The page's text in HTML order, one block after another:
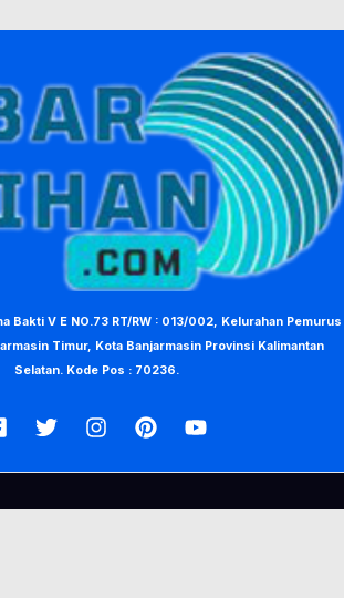
Bakti V E NO.73 RT/RW : 013/002, Kelurahan Pemurus
Timur, Kota Banjarmasin Provinsi Kalimantan
Selatan. Kode Pos : 70236.